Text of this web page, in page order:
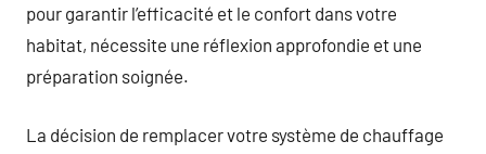
pour garantir l’efficacité et le confort dans votre
habitat, nécessite une réflexion approfondie et une
préparation soignée.
La décision de remplacer votre système de chauffage